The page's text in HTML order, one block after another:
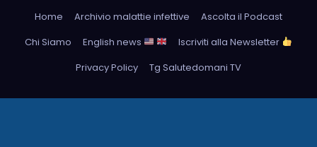
Home Archivio malattie infettive
Ascolta il Podcast
Chi Siamo
English news
Iscriviti alla Newsletter
Privacy Policy
Tg Salutedomani TV